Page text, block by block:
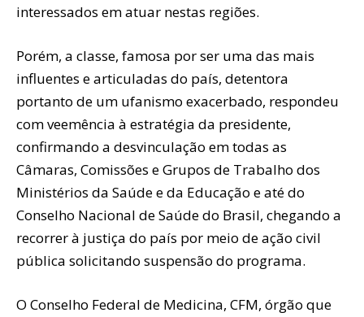
interessados em atuar nestas regiões.
Porém, a classe, famosa por ser uma das mais
influentes e articuladas do país, detentora
portanto de um ufanismo exacerbado, respondeu
com veemência à estratégia da presidente,
confirmando a desvinculação em todas as
Câmaras, Comissões e Grupos de Trabalho dos
Ministérios da Saúde e da Educação e até do
Conselho Nacional de Saúde do Brasil, chegando a
recorrer à justiça do país por meio de ação civil
pública solicitando suspensão do programa.
O Conselho Federal de Medicina, CFM, órgão que